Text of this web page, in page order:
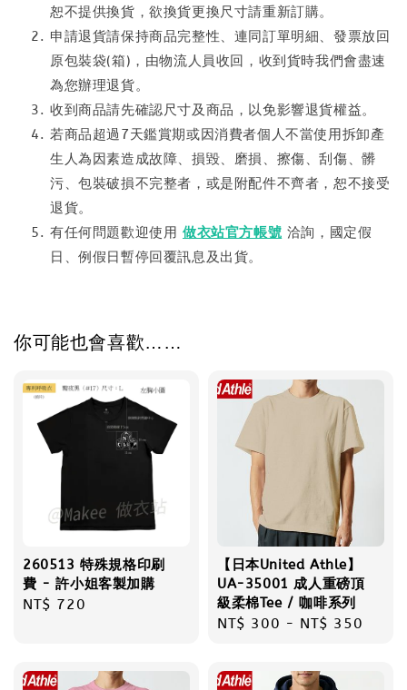
恕不提供換貨，欲換貨更換尺寸請重新訂購。
申請退貨請保持商品完整性、連同訂單明細、發票放回
原包裝袋(箱)，由物流人員收回，收到貨時我們會盡速
為您辦理退貨。
收到商品請先確認尺寸及商品，以免影響退貨權益。
若商品超過7天鑑賞期或因消費者個人不當使用拆卸產
生人為因素造成故障、損毀、磨損、擦傷、刮傷、髒
污、包裝破損不完整者，或是附配件不齊者，恕不接受
退貨。
有任何問題歡迎使用 做衣站官方帳號 洽詢，國定假
日、例假日暫停回覆訊息及出貨。
你可能也會喜歡……
260513 特殊規格印刷
費 - 許小姐客製加購
Regular
NT$ 720
【日本United Athle】
UA-35001 成人重磅頂
級柔棉Tee / 咖啡系列
Regular
NT$ 300 - NT$ 350